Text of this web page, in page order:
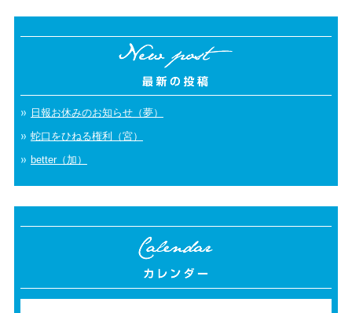
日報お休みのお知らせ（夢）
蛇口をひねる権利（宮）
better（加）